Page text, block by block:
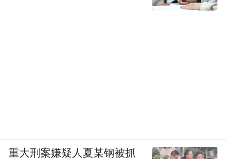
重大刑案嫌疑人夏某钢被抓